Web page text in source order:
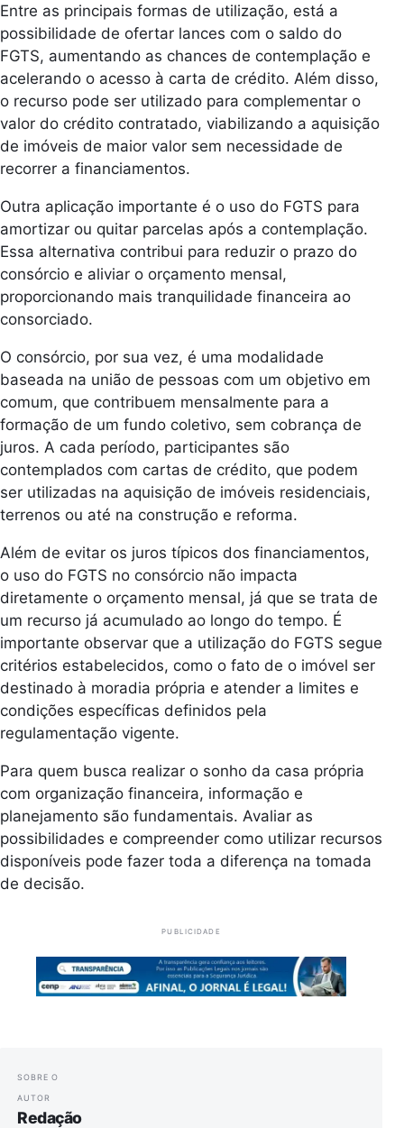
Entre as principais formas de utilização, está a
possibilidade de ofertar lances com o saldo do
FGTS, aumentando as chances de contemplação e
acelerando o acesso à carta de crédito. Além disso,
o recurso pode ser utilizado para complementar o
valor do crédito contratado, viabilizando a aquisição
de imóveis de maior valor sem necessidade de
recorrer a financiamentos.
Outra aplicação importante é o uso do FGTS para
amortizar ou quitar parcelas após a contemplação.
Essa alternativa contribui para reduzir o prazo do
consórcio e aliviar o orçamento mensal,
proporcionando mais tranquilidade financeira ao
consorciado.
O consórcio, por sua vez, é uma modalidade
baseada na união de pessoas com um objetivo em
comum, que contribuem mensalmente para a
formação de um fundo coletivo, sem cobrança de
juros. A cada período, participantes são
contemplados com cartas de crédito, que podem
ser utilizadas na aquisição de imóveis residenciais,
terrenos ou até na construção e reforma.
Além de evitar os juros típicos dos financiamentos,
o uso do FGTS no consórcio não impacta
diretamente o orçamento mensal, já que se trata de
um recurso já acumulado ao longo do tempo. É
importante observar que a utilização do FGTS segue
critérios estabelecidos, como o fato de o imóvel ser
destinado à moradia própria e atender a limites e
condições específicas definidos pela
regulamentação vigente.
Para quem busca realizar o sonho da casa própria
com organização financeira, informação e
planejamento são fundamentais. Avaliar as
possibilidades e compreender como utilizar recursos
disponíveis pode fazer toda a diferença na tomada
de decisão.
PUBLICIDADE
SOBRE O
AUTOR
Redação